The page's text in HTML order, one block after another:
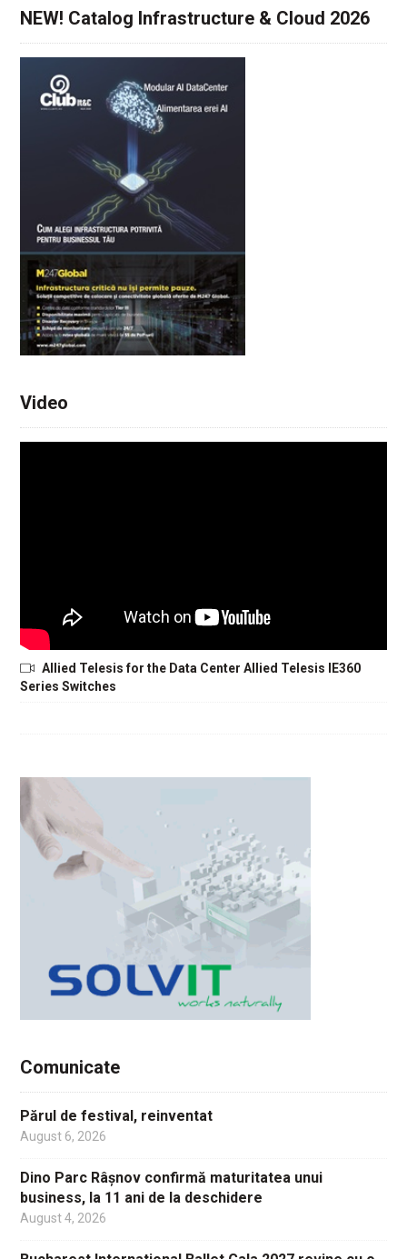
NEW! Catalog Infrastructure & Cloud 2026
Video
Allied Telesis for the Data Center Allied Telesis IE360
Series Switches
Comunicate
Părul de festival, reinventat
August 6, 2026
Dino Parc Râșnov confirmă maturitatea unui
business, la 11 ani de la deschidere
August 4, 2026